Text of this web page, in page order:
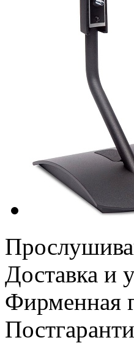
Доставка и
Фирменная